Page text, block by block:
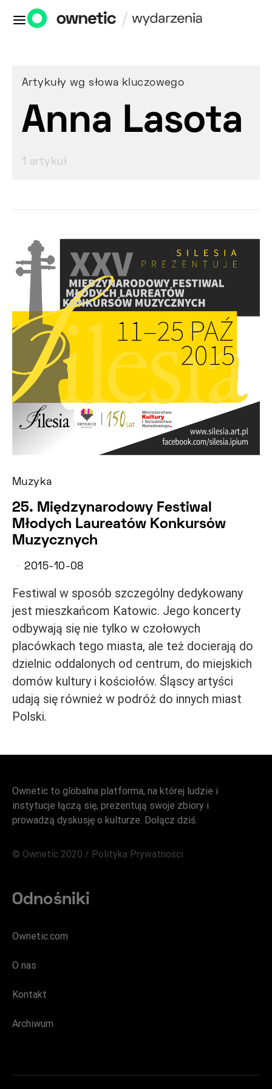
Artykuły wg słowa kluczowego
Anna Lasota
1 artykuł
Muzyka
25. Międzynarodowy Festiwal
Młodych Laureatów Konkursów
Muzycznych
2015-10-08
Festiwal w sposób szczególny dedykowany
jest mieszkańcom Katowic. Jego koncerty
odbywają się nie tylko w czołowych
placówkach tego miasta, ale też docierają do
dzielnic oddalonych od centrum, do miejskich
domów kultury i kościołów. Śląscy artyści
udają się również w podróż do innych miast
Polski.
Ownetic to globalna platforma, na której ludzie i
instytucje łączą się, prezentują swoje zbiory i
prowadzą dyskusję o kulturze. Dołącz dziś.
© Ownetic 2020 / Polityka Prywatności
Odnośniki
Ownetic.com
O nas
Kontakt
Archiwum